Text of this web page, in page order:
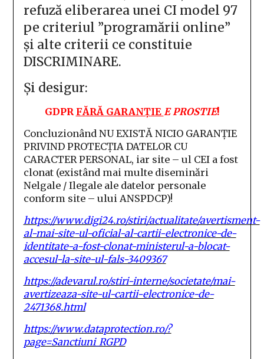
refuză eliberarea unei CI model 97
pe criteriul ”programării online”
și alte criterii ce constituie
DISCRIMINARE.
Și desigur:
GDPR FĂRĂ GARANȚIE E PROSTIE!
Concluzionând NU EXISTĂ NICIO GARANȚIE
PRIVIND PROTECȚIA DATELOR CU
CARACTER PERSONAL, iar site – ul CEI a fost
clonat (existând mai multe diseminări
Nelgale / Ilegale ale datelor personale
conform site – ului ANSPDCP)!
https://www.digi24.ro/stiri/actualitate/avertisment-
al-mai-site-ul-oficial-al-cartii-electronice-de-
identitate-a-fost-clonat-ministerul-a-blocat-
accesul-la-site-ul-fals-3409367
https://adevarul.ro/stiri-interne/societate/mai-
avertizeaza-site-ul-cartii-electronice-de-
2471368.html
https://www.dataprotection.ro/?
page=Sanctiuni_RGPD